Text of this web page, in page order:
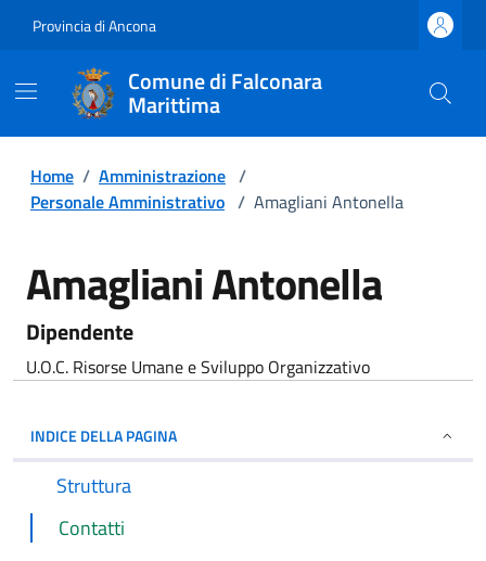
Provincia di Ancona
Comune di Falconara
Marittima
Home / Amministrazione /
Personale Amministrativo / Amagliani Antonella
Amagliani Antonella
Dipendente
U.O.C. Risorse Umane e Sviluppo Organizzativo
INDICE DELLA PAGINA
Struttura
Contatti